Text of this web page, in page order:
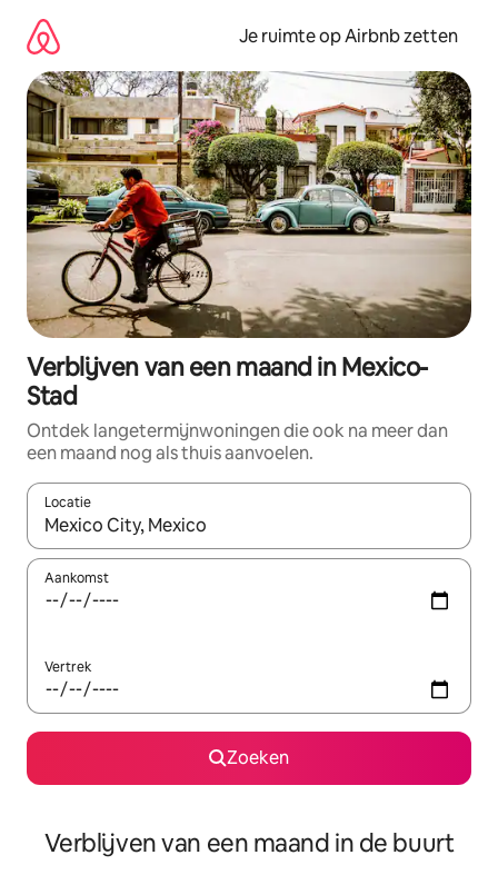
direct
naar
inhoud
Je ruimte op Airbnb zetten
Verblijven van een maand in Mexico-
Stad
Ontdek langetermijnwoningen die ook na meer dan
een maand nog als thuis aanvoelen.
Locatie
Wanneer er suggesties beschikbaar zijn, maak je een keuze
Aankomst
Vertrek
Zoeken
Verblijven van een maand in de buurt